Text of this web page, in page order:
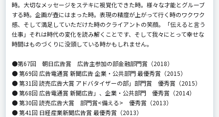
時。大切なメッセージをステキに視覚化できた時。様々な才能とグルーブ
する時。企画が壺にはまった時。表現の精度が上がって行く時のワクワク
感、そして満足していただけた時のクライアントの笑顔。「伝えると言う
仕事」それは時代の変化を読み解くことです、そして我々にとって幸せな
時間はものづくりに没頭している時かもしれません。
●第67回 朝日広告賞 広告主参加の部金融部門賞（2018）
● 第69回 広告電通賞 新聞広告 企業・公共部門 最優秀賞（2015）
● 第31回 読売広告大賞 アドバタイザーの部」部門賞 優秀賞（2015）
● 第68回 広告電通賞 新聞広告」、企業・公共部門 優秀賞（2014）
● 第30回 読売広告大賞 部門賞<備える> 優秀賞（2013）
● 第41回 日経産業新聞広告賞 最優秀賞（2013）